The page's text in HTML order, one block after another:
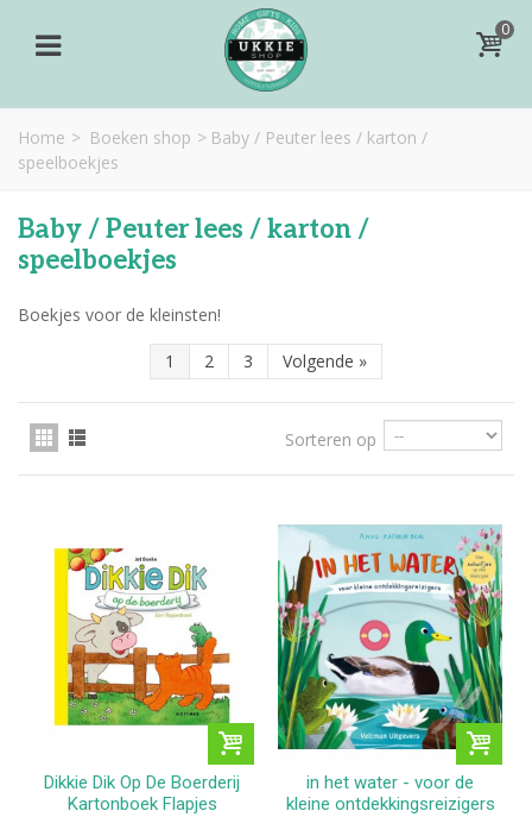
0
Home > Boeken shop > Baby / Peuter lees / karton /
speelboekjes
Baby / Peuter lees / karton /
speelboekjes
Boekjes voor de kleinsten!
1 2 3 Volgende »
Sorteren op
Dikkie Dik Op De Boerderij
Kartonboek Flapjes
in het water - voor de
kleine ontdekkingsreizigers